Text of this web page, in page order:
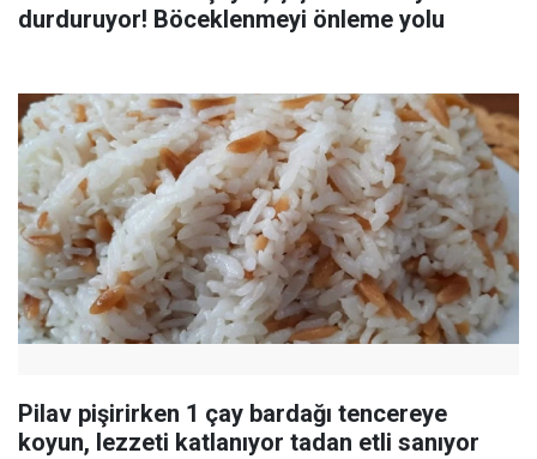
durduruyor! Böceklenmeyi önleme yolu
Pilav pişirirken 1 çay bardağı tencereye
koyun, lezzeti katlanıyor tadan etli sanıyor